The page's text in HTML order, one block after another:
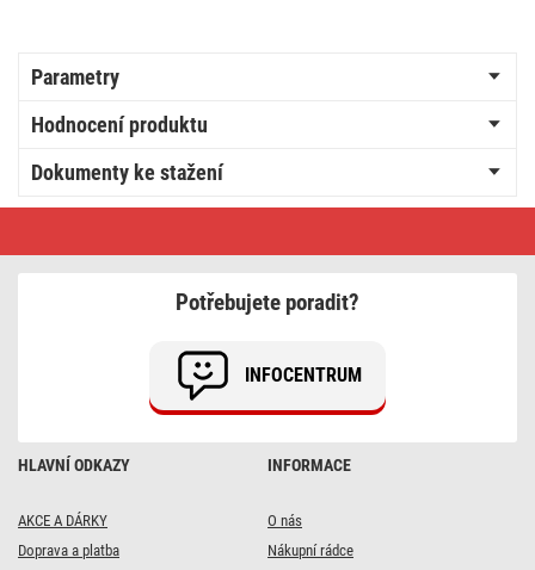
Parametry
Hodnocení produktu
Dokumenty ke stažení
Basic
HLAVNÍ ODKAZY
AKCE A DÁRKY
Doprava a platba
INFORMACE
O nás
Nákupní rádce
Potřebujete poradit?
INFOCENTRUM